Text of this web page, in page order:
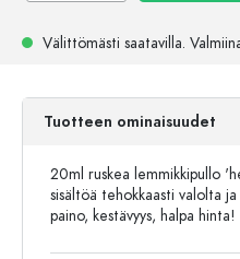
Välittömästi saatavilla.
Tuotteen ominaisuudet
20ml ruskea lemmikkipullo
sisältöä tehokkaasti valolta
paino, kestävyys, halpa hinta!